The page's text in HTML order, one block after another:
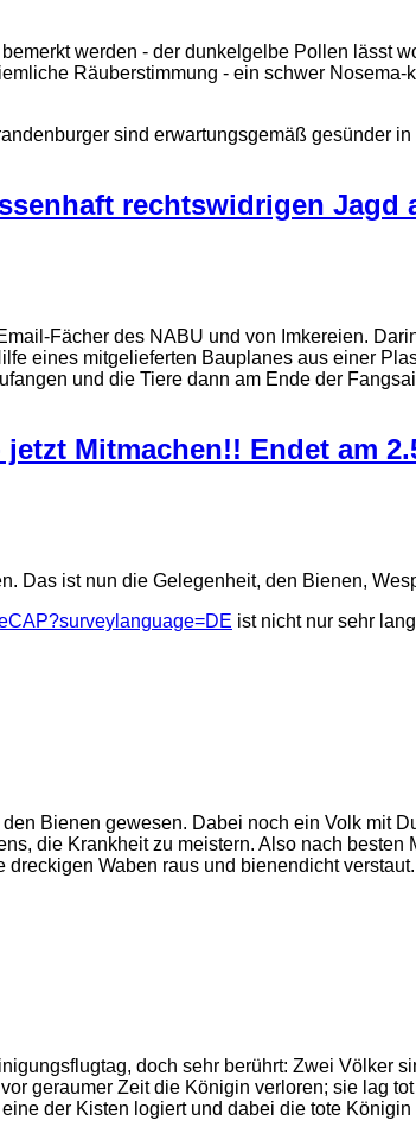
werden - der dunkelgelbe Pollen lässt
Räuberstimmung - ein schwer
sind erwartungsgemäß gesünder
rechtswidrigen Jagd
Fächer des NABU und von Imkereien.
eines mitgelieferten Bauplanes aus einer
und die Tiere dann am Ende der
Mitmachen!! Endet am
Das ist nun die Gelegenheit, den Bienen,
ist nicht nur sehr
Bienen gewesen. Dabei noch ein Volk mit
die Krankheit zu meistern. Also nach
Waben raus und bienendicht verstaut.
doch sehr berührt: Zwei Völker
geraumer Zeit die Königin verloren; sie lag
der Kisten logiert und dabei die tote